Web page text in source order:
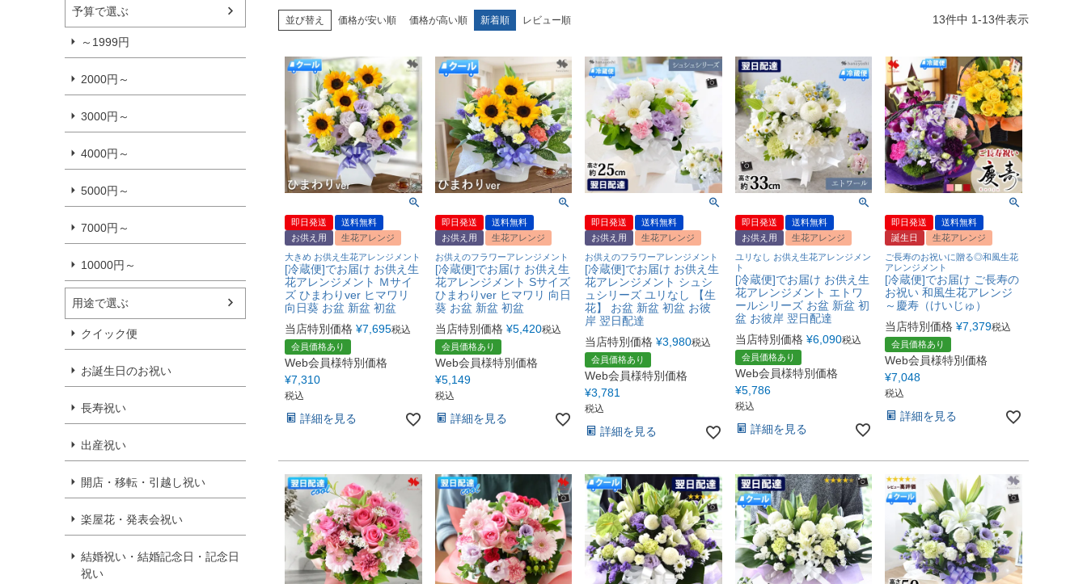
予算で選ぶ
～1999円
2000円～
3000円～
4000円～
5000円～
7000円～
10000円～
用途で選ぶ
クイック便
お誕生日のお祝い
長寿祝い
出産祝い
開店・移転・引越し祝い
楽屋花・発表会祝い
結婚祝い・結婚記念日・記念日
祝い
並び替え 価格が安い順 価格が高い順 新着順 レビュー順 13件中 1-13件表示
即日発送
送料無料
お供え用
生花アレンジ
大きめ お供え生花アレンジメント
[冷蔵便]でお届け お供え生
花アレンジメント Ｍサイ
ズ ひまわりver ヒマワリ
向日葵 お盆 新盆 初盆
当店特別価格 ¥7,695税込
会員価格あり
Web会員様特別価格
¥7,310
税込
詳細を見る
即日発送
送料無料
お供え用
生花アレンジ
お供えのフラワーアレンジメント
[冷蔵便]でお届け お供え生
花アレンジメント Sサイズ
ひまわりver ヒマワリ 向日
葵 お盆 新盆 初盆
当店特別価格 ¥5,420税込
会員価格あり
Web会員様特別価格
¥5,149
税込
詳細を見る
即日発送
送料無料
お供え用
生花アレンジ
お供えのフラワーアレンジメント
[冷蔵便]でお届け お供え生
花アレンジメント シュシ
ュシリーズ ユリなし 【生
花】 お盆 新盆 初盆 お彼
岸 翌日配達
当店特別価格 ¥3,980税込
会員価格あり
Web会員様特別価格
¥3,781
税込
詳細を見る
即日発送
送料無料
お供え用
生花アレンジ
ユリなし お供え生花アレンジメン
ト
[冷蔵便]でお届け お供え生
花アレンジメント エトワ
ールシリーズ お盆 新盆 初
盆 お彼岸 翌日配達
当店特別価格 ¥6,090税込
会員価格あり
Web会員様特別価格
¥5,786
税込
詳細を見る
即日発送
送料無料
誕生日
生花アレンジ
ご長寿のお祝いに贈る◎和風生花
アレンジメント
[冷蔵便]でお届け ご長寿の
お祝い 和風生花アレンジ
～慶寿（けいじゅ）
当店特別価格 ¥7,379税込
会員価格あり
Web会員様特別価格
¥7,048
税込
詳細を見る